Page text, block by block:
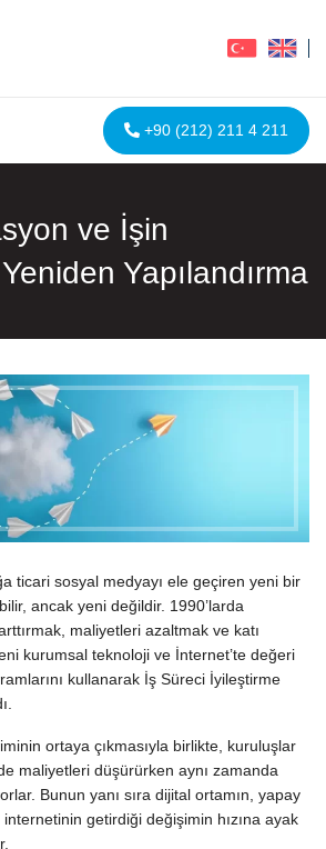
+90 (212) 211 4 211
ve İşin
Yapılandırma
ticari sosyal medyayı ele geçiren yeni bir
ancak yeni değildir. 1990’larda
maliyetleri azaltmak ve katı
kurumsal teknoloji ve İnternet’te değeri
kullanarak İş Süreci İyileştirme
ortaya çıkmasıyla birlikte, kuruluşlar
maliyetleri düşürürken aynı zamanda
Bunun yanı sıra dijital ortamın, yapay
getirdiği değişimin hızına ayak